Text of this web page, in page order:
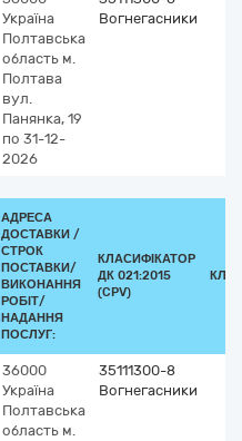
Україна
Полтавська
область м.
Полтава
вул.
Панянка, 19
по 31-12-
2026
Вогнегасники
АДРЕСА
ДОСТАВКИ /
СТРОК
ПОСТАВКИ/
ВИКОНАННЯ
РОБІТ/
НАДАННЯ
ПОСЛУГ:
КЛАСИФІКАТОР
ДК 021:2015
(CPV)
36000
Україна
Полтавська
область м.
35111300-8
Вогнегасники